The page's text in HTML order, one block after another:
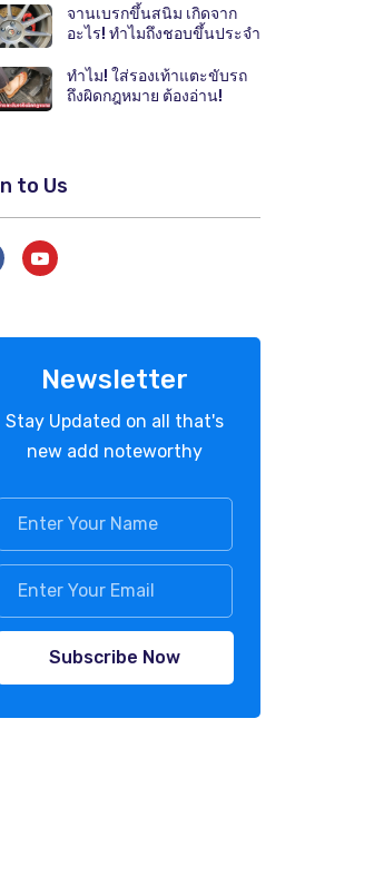
จานเบรกขึ้นสนิม เกิดจาก
อะไร! ทำไมถึงชอบขึ้นประจำ
ทำไม! ใส่รองเท้าแตะขับรถ
ถึงผิดกฎหมาย ต้องอ่าน!
to Us
Newsletter
Stay Updated on all that's
new add noteworthy
Subscribe Now